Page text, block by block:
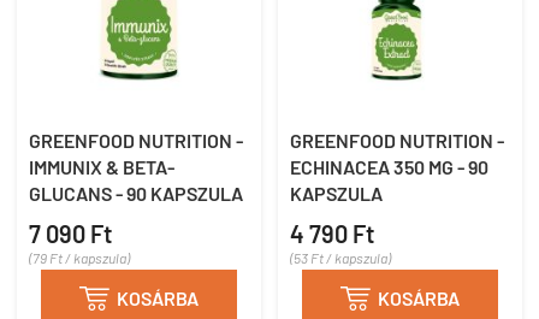
GREENFOOD NUTRITION -
IMMUNIX & BETA-
GLUCANS - 90 KAPSZULA
7 090 Ft
(79 Ft / kapszula)
 KOSÁRBA
GREENFOOD NUTRITION -
ECHINACEA 350 MG - 90
KAPSZULA
4 790 Ft
(53 Ft / kapszula)
 KOSÁRBA